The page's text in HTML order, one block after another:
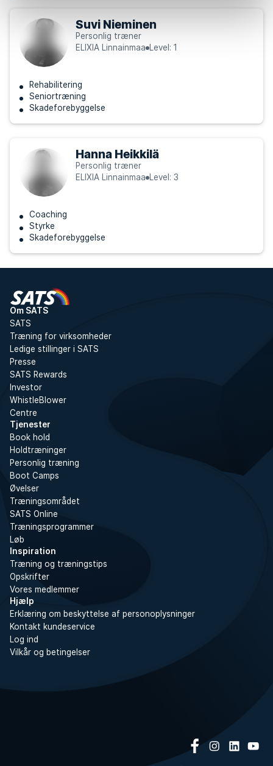
Suvi Nieminen
Personlig træner
ELIXIA Linnainmaa
Level: 1
Rehabilitering
Seniortræning
Skadeforebyggelse
Hanna Heikkilä
Personlig træner
ELIXIA Linnainmaa
Level: 3
Coaching
Styrke
Skadeforebyggelse
Om SATS
SATS
Træning for virksomheder
Ledige stillinger i SATS
Presse
SATS Rewards
Investor
WhistleBlower
Centre
Tjenester
Book hold
Holdtræninger
Personlig træning
Boot Camps
Øvelser
Træningsområdet
SATS Online
Træningsprogrammer
Løb
Inspiration
Træning og træningstips
Opskrifter
Vores medlemmer
Hjælp
Erklæring om beskyttelse af personoplysninger
Kontakt kundeservice
Log ind
Vilkår og betingelser